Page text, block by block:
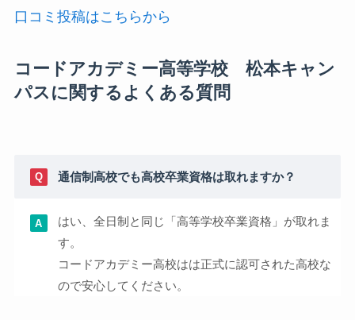
口コミ投稿はこちらから
コードアカデミー高等学校 松本キャン
パスに関するよくある質問
通信制高校でも高校卒業資格は取れますか？
はい、全日制と同じ「高等学校卒業資格」が取れま
す。
コードアカデミー高校はは正式に認可された高校な
ので安心してください。